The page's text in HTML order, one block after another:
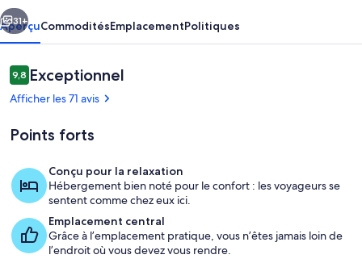
The
Real
Rockies
Experience
Intérieur
Suivant
31+
AperçuCommoditésEmplacementPolitiques
Avis
9,89,8 sur 10 –
Exceptionnel
Afficher les 71 avis
Points forts
Conçu pour la relaxation
Hébergement bien noté pour le confort : les voyageurs se
sentent comme chez eux ici.
Emplacement central
Grâce à l’emplacement pratique, vous n’êtes jamais loin de
l’endroit où vous devez vous rendre.